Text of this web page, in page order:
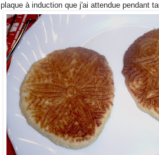
plaque à induction que j'ai attendue pendant